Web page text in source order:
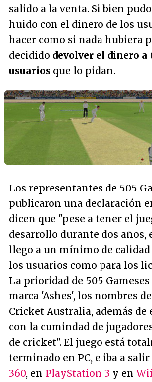
salido a la venta. Si bien
huido con el dinero de los
hacer como si nada hubiera
decidido devolver el dinero a
usuarios que lo pidan.
Los representantes de 505
publicaron una declaración
dicen que "pese a tener el
desarrollo durante dos años,
llego a un mínimo de
los usuarios como para los
La prioridad de 505
marca 'Ashes', los nombres
Cricket Australia, además de
con la cumindad de
de cricket". El juego está
terminado en PC, e iba a salir
360, en PlayStation 3 y en